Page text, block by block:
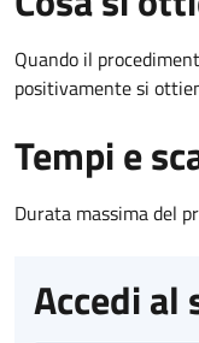
Quando il
positivamente si
Tempi e
Durata massima del
Accedi al